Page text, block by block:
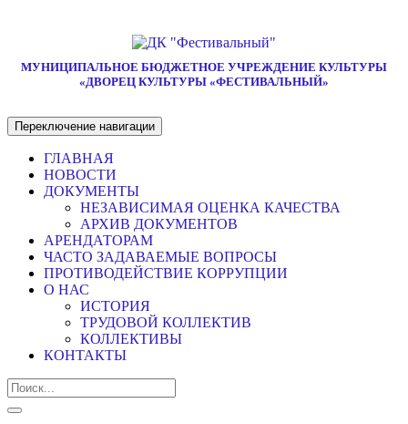
МУНИЦИПАЛЬНОЕ БЮДЖЕТНОЕ УЧРЕЖДЕНИЕ КУЛЬТУРЫ
«ДВОРЕЦ КУЛЬТУРЫ «ФЕСТИВАЛЬНЫЙ»
Переключение навигации
ГЛАВНАЯ
НОВОСТИ
ДОКУМЕНТЫ
НЕЗАВИСИМАЯ ОЦЕНКА КАЧЕСТВА
АРХИВ ДОКУМЕНТОВ
АРЕНДАТОРАМ
ЧАСТО ЗАДАВАЕМЫЕ ВОПРОСЫ
ПРОТИВОДЕЙСТВИЕ КОРРУПЦИИ
О НАС
ИСТОРИЯ
ТРУДОВОЙ КОЛЛЕКТИВ
КОЛЛЕКТИВЫ
КОНТАКТЫ